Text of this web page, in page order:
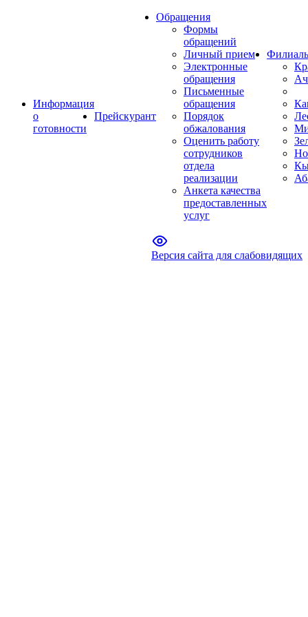
Информация
о
готовности
Прейскурант
Обращения
Формы
обращений
Личный прием
Электронные
обращения
Письменные
обращения
Порядок
обжалования
Оценить работу
сотрудников
отдела
реализации
Анкета качества
предоставленных
услуг
Версия сайта для слабовидящих